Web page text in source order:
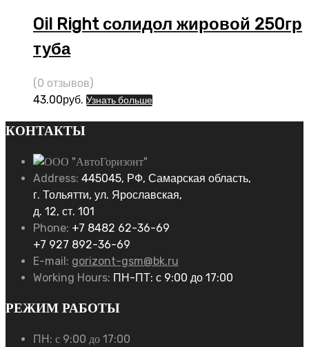
Oil Right солидол жировой 250гр
туба
(0 отзывов)
43.00руб. Узнать больше
КОНТАКТЫ
Address: 445045, РФ, Самарская область,
г. Тольятти, ул. Ярославская,
д. 12, ст. 101
Phone: +7 8482 62-36-69
+7 927 892-36-69
E-mail: gorizont-gsm@bk.ru
Working Hours: ПН-ПТ: с 9:00 до 17:00
РЕЖИМ РАБОТЫ
ПН: с 9:00 до 17:00